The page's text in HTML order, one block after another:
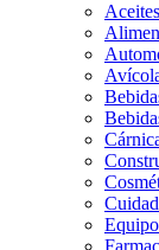
Aceites